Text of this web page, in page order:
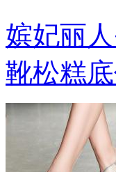
嫔妃丽
靴松糕